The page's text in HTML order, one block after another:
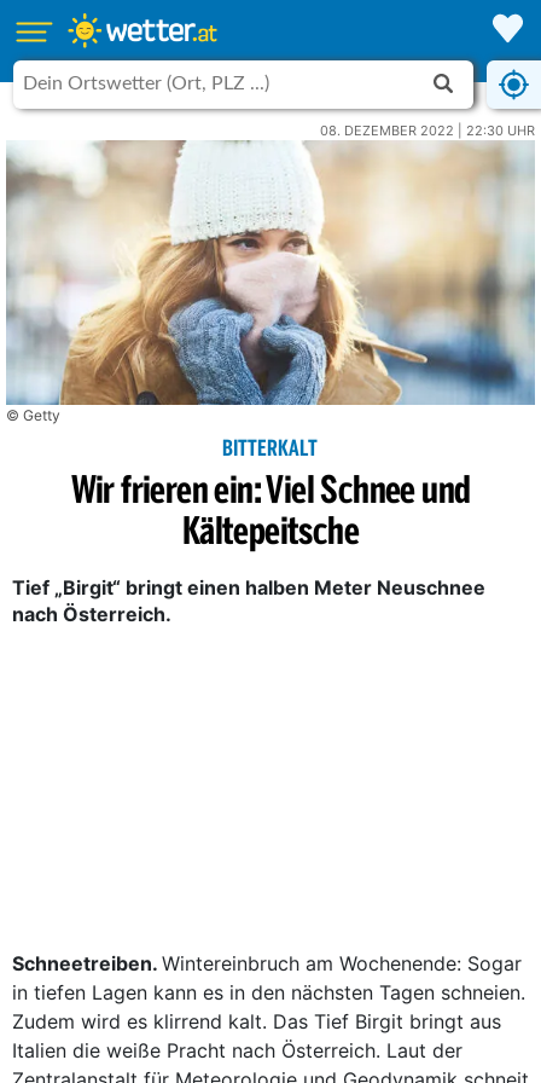
08. DEZEMBER 2022 | 22:30 UHR
© Getty
BITTERKALT
Wir frieren ein: Viel Schnee und
Kältepeitsche
Tief „Birgit“ bringt einen halben Meter Neuschnee
nach Österreich.
Schneetreiben. Wintereinbruch am Wochenende: Sogar
in tiefen Lagen kann es in den nächsten Tagen schneien.
Zudem wird es klirrend kalt. Das Tief Birgit bringt aus
Italien die weiße Pracht nach Österreich. Laut der